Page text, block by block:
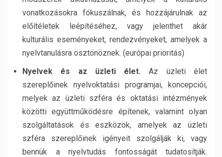
vonatkozásokra fókuszálnak, és hozzájárulnak az
előítéletek leépítéséhez, vagy jelenthet akár
kulturális eseményeket, rendezvényeket, amelyek a
nyelvtanulásra ösztönöznek. (európai prioritás)
Nyelvek és az üzleti élet.Az üzleti élet
szereplőinek nyelvoktatási programjai, koncepciói,
melyek az üzleti szféra és oktatási intézmények
közötti együttműködésre építenek, valamint olyan
szolgáltatások és eszközök, amelyek az üzleti
szféra szereplőinek igényeit szolgálják ki, vagy
bennük a nyelvtudás fontosságát tudatosítják.